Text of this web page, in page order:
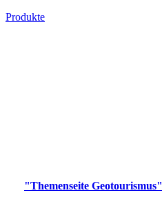
Produkte
"Themenseite Geotourismus"